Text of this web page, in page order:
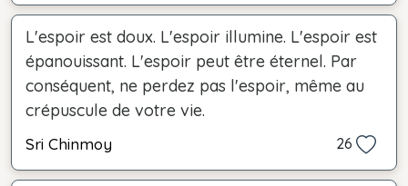
L'espoir est doux. L'espoir illumine. L'espoir est
épanouissant. L'espoir peut être éternel. Par
conséquent, ne perdez pas l'espoir, même au
crépuscule de votre vie.
Sri Chinmoy 26